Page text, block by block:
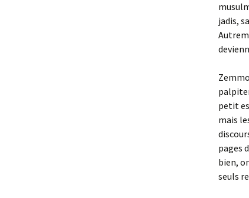
jadis,
petit
mais
pages
bien,
seuls